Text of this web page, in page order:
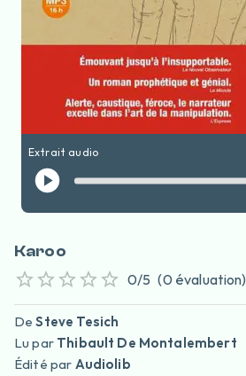
Extrait audio
Karoo
0/5 (0 évaluation)
DeSteve Tesich
Lu par Thibault De Montalembert
Édité par Audiolib